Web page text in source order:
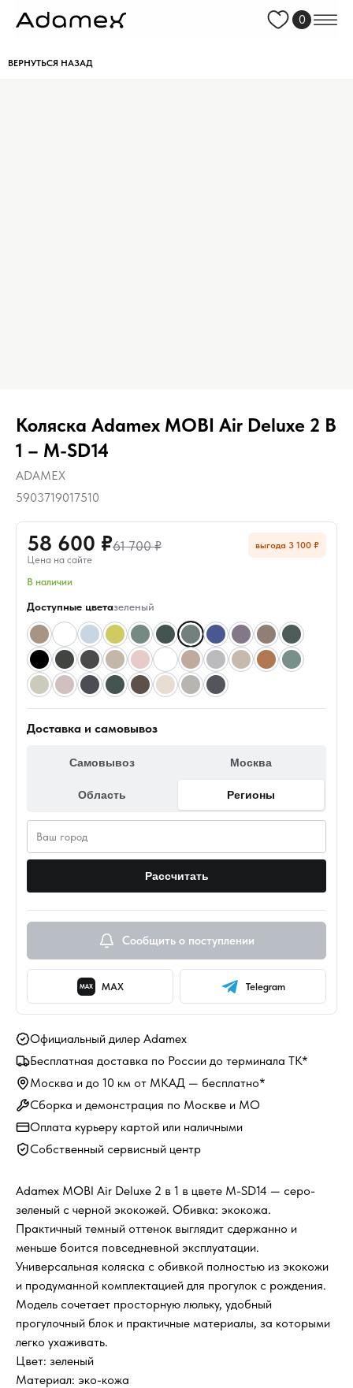
0
ВЕРНУТЬСЯ НАЗАД
Коляска Adamex MOBI Air Deluxe 2 В
1 – M-SD14
ADAMEX
5903719017510
58 600 ₽61 700 ₽
Цена на сайте
выгода 3 100 ₽
В наличии
Доступные цветазеленый
Доставка и самовывоз
Самовывоз Москва
Область Регионы
Рассчитать
Сообщить о поступлении
MAX MAX Telegram
Официальный дилер Adamex
Бесплатная доставка по России до терминала ТК*
Москва и до 10 км от МКАД — бесплатно*
Сборка и демонстрация по Москве и МО
Оплата курьеру картой или наличными
Собственный сервисный центр
Adamex MOBI Air Deluxe 2 в 1 в цвете M-SD14 — серо-
зеленый с черной экокожей. Обивка: экокожа.
Практичный темный оттенок выглядит сдержанно и
меньше боится повседневной эксплуатации.
Универсальная коляска с обивкой полностью из экокожи
и продуманной комплектацией для прогулок с рождения.
Модель сочетает просторную люльку, удобный
прогулочный блок и практичные материалы, за которыми
легко ухаживать.
Цвет: зеленый
Материал: эко-кожа